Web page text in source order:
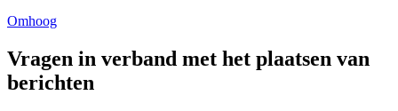
Omhoog
Vragen in verband met het plaatsen van
berichten